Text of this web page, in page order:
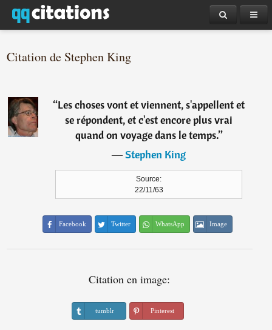
Citation de Stephen King
“Les choses vont et viennent, s'appellent et
se répondent, et c'est encore plus vrai
quand on voyage dans le temps.”
―Stephen King
Source:
22/11/63
Facebook Twitter WhatsApp Image
Citation en image:
tumblr Pinterest